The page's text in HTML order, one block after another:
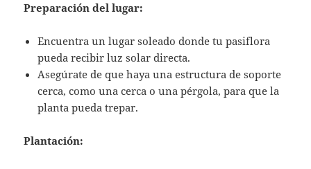
Preparación del lugar:
Encuentra un lugar soleado donde tu pasiflora
pueda recibir luz solar directa.
Asegúrate de que haya una estructura de soporte
cerca, como una cerca o una pérgola, para que la
planta pueda trepar.
Plantación: